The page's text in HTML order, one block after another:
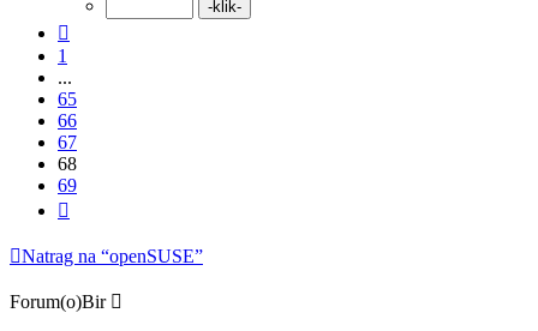
1
...
65
66
67
68
69
Natrag na “openSUSE”
Forum(o)Bir